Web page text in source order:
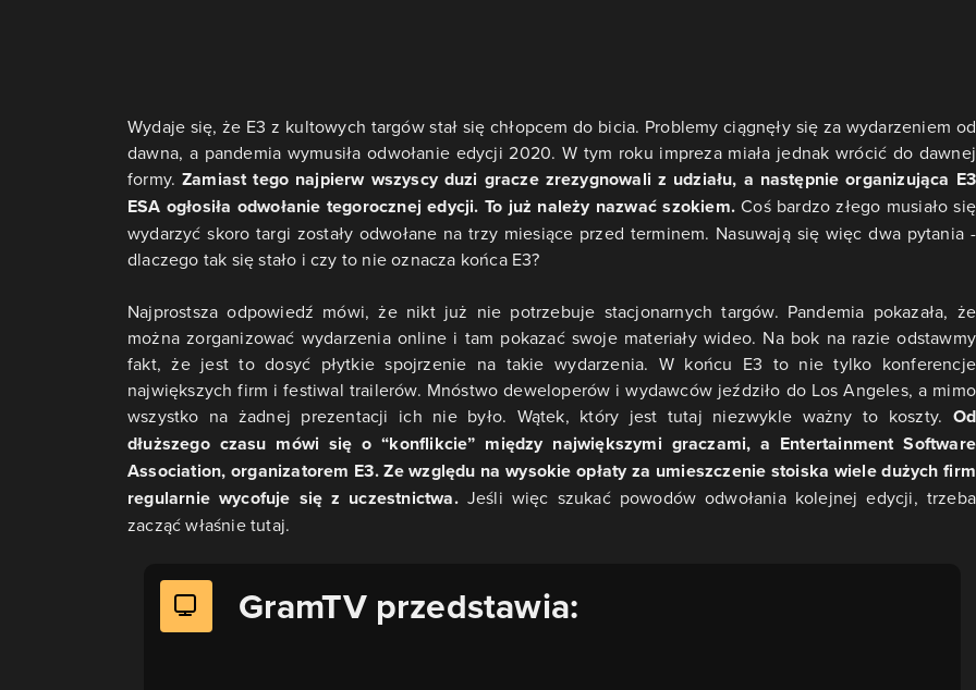
Wydaje się, że E3 z kultowych targów stał się chłopcem do bicia. Problemy ciągnęły się za wydarzeniem od
dawna, a pandemia wymusiła odwołanie edycji 2020. W tym roku impreza miała jednak wrócić do dawnej
formy.Zamiast tego najpierw wszyscy duzi gracze zrezygnowali z udziału, a następnie organizująca E3
ESA ogłosiła odwołanie tegorocznej edycji. To już należy nazwać szokiem.Coś bardzo złego musiało się
wydarzyć skoro targi zostały odwołane na trzy miesiące przed terminem. Nasuwają się więc dwa pytania -
dlaczego tak się stało i czy to nie oznacza końca E3?
Najprostsza odpowiedź mówi, że nikt już nie potrzebuje stacjonarnych targów. Pandemia pokazała, że
można zorganizować wydarzenia online i tam pokazać swoje materiały wideo. Na bok na razie odstawmy
fakt, że jest to dosyć płytkie spojrzenie na takie wydarzenia. W końcu E3 to nie tylko konferencje
największych firm i festiwal trailerów. Mnóstwo deweloperów i wydawców jeździło do Los Angeles, a mimo
wszystko na żadnej prezentacji ich nie było. Wątek, który jest tutaj niezwykle ważny to koszty. Od
dłuższego czasu mówi się o “konflikcie” między największymi graczami, a Entertainment Software
Association, organizatorem E3. Ze względu na wysokie opłaty za umieszczenie stoiska wiele dużych firm
regularnie wycofuje się z uczestnictwa.Jeśli więc szukać powodów odwołania kolejnej edycji, trzeba
zacząć właśnie tutaj.
GramTV przedstawia: